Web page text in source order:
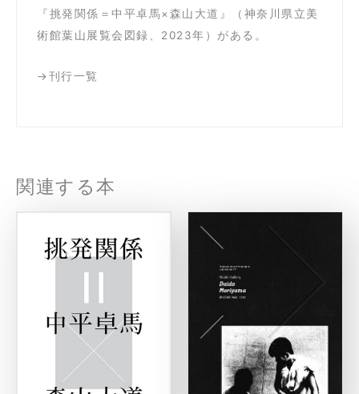
『挑発関係＝中平卓馬×森山大道』
（神奈川県立美
術館葉山展覧会図録、2023年）がある。
→刊行一覧
関連する本